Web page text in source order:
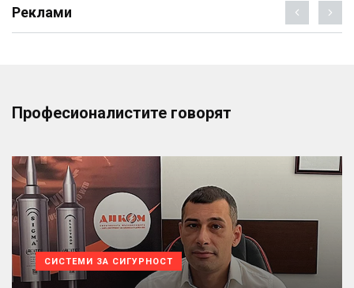
Реклами
Професионалистите говорят
СИСТЕМИ ЗА СИГУРНОСТ